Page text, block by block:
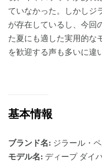
ていなかった。しかしジ
が存在しているし、今回
た夏にも適した実用的な
を歓迎する声も多いに違
基本情報
ブランド名: ジラール・ペ
モデル名: ディープ ダイ